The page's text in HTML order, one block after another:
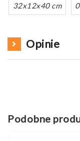
32x12x40 cm
Opinie
Podobne